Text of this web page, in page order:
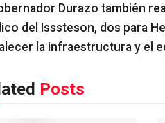
Durazo también
del Isssteson, dos para
la infraestructura y el
Posts